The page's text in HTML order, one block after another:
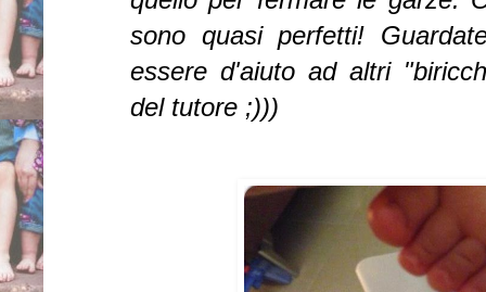
sono quasi perfetti!
essere d'aiuto ad altri
del tutore ;)))